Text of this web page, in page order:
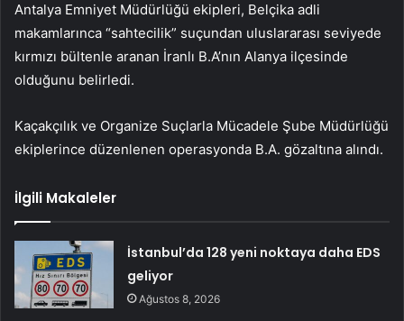
Antalya Emniyet Müdürlüğü ekipleri, Belçika adli
makamlarınca “sahtecilik” suçundan uluslararası seviyede
kırmızı bültenle aranan İranlı B.A’nın Alanya ilçesinde
olduğunu belirledi.
Kaçakçılık ve Organize Suçlarla Mücadele Şube Müdürlüğü
ekiplerince düzenlenen operasyonda B.A. gözaltına alındı.
İlgili Makaleler
İstanbul’da 128 yeni noktaya daha EDS
geliyor
Ağustos 8, 2026